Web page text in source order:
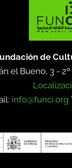
de
el Bueno, 3 -
info@funci.org